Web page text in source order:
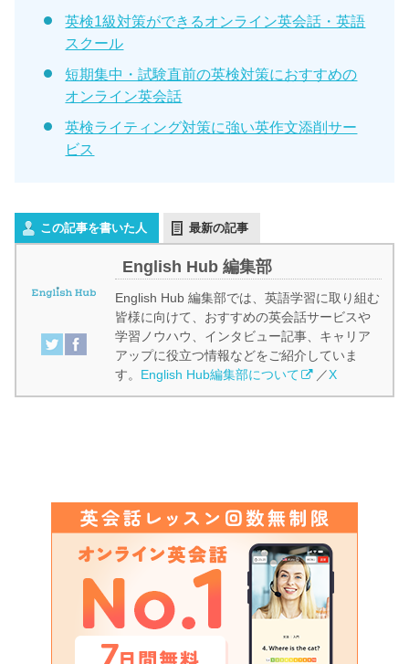
英検1級対策ができるオンライン英会話・英語
スクール
短期集中・試験直前の英検対策におすすめの
オンライン英会話
英検ライティング対策に強い英作文添削サー
ビス
この記事を書いた人 最新の記事
English Hub 編集部
English Hub 編集部では、英語学習に取り組む
皆様に向けて、おすすめの英会話サービスや
学習ノウハウ、インタビュー記事、キャリア
アップに役立つ情報などをご紹介していま
す。 English Hub編集部について ／X